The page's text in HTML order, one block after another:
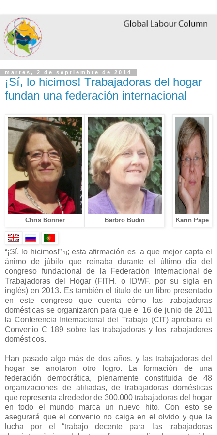
martes, 2 de septiembre de 2014
¡Sí, lo hicimos! Trabajadoras del hogar
fundan una federación internacional
Chris Bonner Barbro Budin Karin Pape
“¡Sí, lo hicimos!”[1]; esta afirmación es la que mejor capta el
ánimo de júbilo que reinaba durante el último día del
congreso fundacional de la Federación Internacional de
Trabajadoras del Hogar (FITH, o IDWF, por su sigla en
inglés) en 2013. Es también el título de un libro presentado
en este congreso que cuenta cómo las trabajadoras
domésticas se organizaron para que el 16 de junio de 2011
la Conferencia Internacional del Trabajo (CIT) aprobara el
Convenio C 189 sobre las trabajadoras y los trabajadores
domésticos.
Han pasado algo más de dos años, y las trabajadoras del
hogar se anotaron otro logro. La formación de una
federación democrática, plenamente constituida de 48
organizaciones de afiliadas, de trabajadoras domésticas
que representa alrededor de 300.000 trabajadoras del hogar
en todo el mundo marca un nuevo hito. Con esto se
asegurará que el convenio no caiga en el olvido y que la
lucha por el “trabajo decente para las trabajadoras